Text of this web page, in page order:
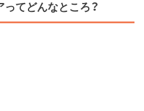
てどんなところ？